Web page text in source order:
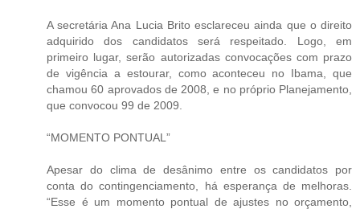
A secretária Ana Lucia Brito esclareceu ainda que o direito
adquirido dos candidatos será respeitado. Logo, em
primeiro lugar, serão autorizadas convocações com prazo
de vigência a estourar, como aconteceu no Ibama, que
chamou 60 aprovados de 2008, e no próprio Planejamento,
que convocou 99 de 2009.
“MOMENTO PONTUAL”
Apesar do clima de desânimo entre os candidatos por
conta do contingenciamento, há esperança de melhoras.
“Esse é um momento pontual de ajustes no orçamento,